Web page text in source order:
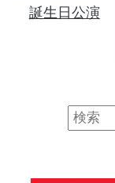
誕生日公演